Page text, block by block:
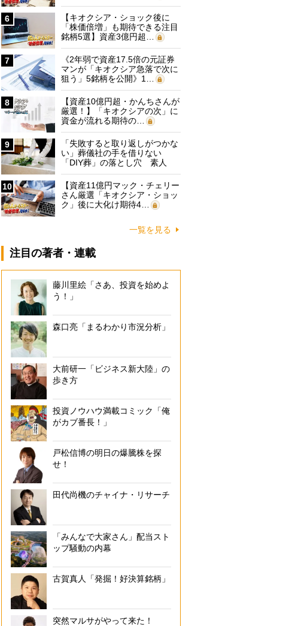
6
【キオクシア・ショック後に
「株価倍増」も期待できる注目
銘柄5選】資産3億円超…
7
《2年弱で資産17.5倍の元証券
マンが「キオクシア急落で次に
狙う」5銘柄を公開》1…
8
【資産10億円超・かんちさんが
厳選！】「キオクシアの次」に
資金が流れる期待の…
9
「失敗すると取り返しがつかな
い」葬儀社の手を借りない
「DIY葬」の落とし穴 素人
に…
10
【資産11億円マック・チェリー
さん厳選「キオクシア・ショッ
ク」後に大化け期待4…
一覧を見る
注目の著者・連載
藤川里絵「さあ、投資を始めよ
う！」
森口亮「まるわかり市況分析」
大前研一「ビジネス新大陸」の
歩き方
投資ノウハウ満載コミック「俺
がカブ番長！」
戸松信博の明日の爆騰株を探
せ！
田代尚機のチャイナ・リサーチ
「みんなで大家さん」配当スト
ップ騒動の内幕
古賀真人「発掘！好決算銘柄」
突然マルサがやって来た！